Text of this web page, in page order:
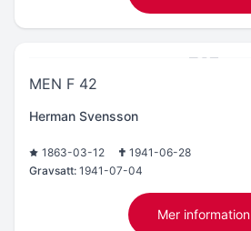
MEN F 42
Herman Svensson
1863-03-12
1941-06-28
Gravsatt: 1941-07-04
Mer information